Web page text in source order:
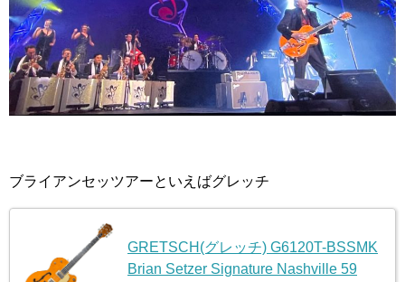
ブライアンセッツアーといえばグレッチ
GRETSCH(グレッチ) G6120T-BSSMK
Brian Setzer Signature Nashville 59